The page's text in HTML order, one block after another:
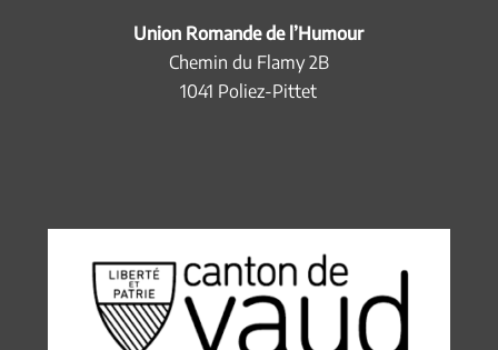
Union Romande de l’Humour
Chemin du Flamy 2B
1041 Poliez-Pittet